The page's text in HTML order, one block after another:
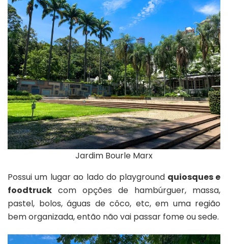
Jardim Bourle Marx
Possui um lugar ao lado do playground quiosques e
foodtruck com opções de hambúrguer, massa,
pastel, bolos, águas de côco, etc, em uma região
bem organizada, então não vai passar fome ou sede.